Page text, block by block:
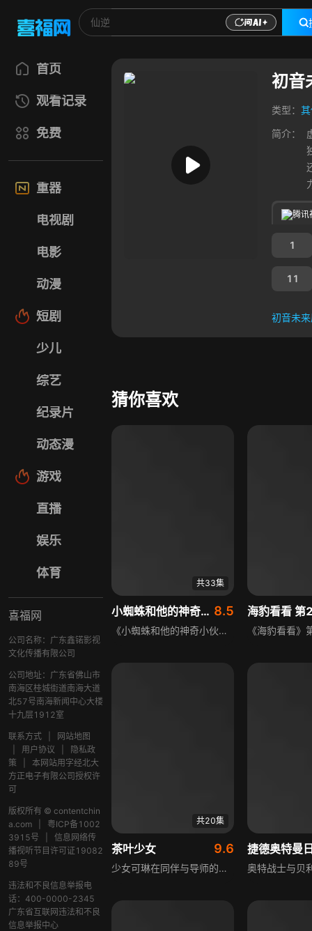
首页
观看记录
免费
重器
电视剧
电影
动漫
短剧
少儿
综艺
纪录片
动态漫
游戏
直播
娱乐
体育
喜福网
公司名称：广东鑫锘影视
文化传播有限公司
公司地址：广东省佛山市
南海区桂城街道南海大道
北57号南海新闻中心大楼
十九层1912室
联系方式
网站地图
用户协议
隐私政
策
本网站用字经北大
方正电子有限公司授权许
可
版权所有 © contentchin
a.com
粤ICP备1002
3915号
信息网络传
播视听节目许可证19082
89号
违法和不良信息举报电
话：400-0000-2345
广东省互联网违法和不良
信息举报中心
初音
类型：
简介：
腾讯
1
11
初音未
猜你喜欢
共33集
小蜘蛛和他的神奇小伙伴们:家园守护者 英文版 8.5
《小蜘蛛和他的神奇小伙伴们:家园守护者 英文版》是一部充满正能量的少儿超级英雄动画。小蜘蛛彼得和他的好伙伴迈尔斯、格温组成了蜘蛛小队，平日里他们与梅姨一起愉快相处，一旦出现意外情况，就会立刻变身成为蜘蛛侠，集体出动。他们发挥各自超强的能力和智慧，与电光人、绿魔、沙人等反派势力对抗，维持城市的正常运转，救整座城市于水火之中。
海豹看看 第
共20集
茶叶少女 9.6
少女可琳在同伴与导师的指引下，踏上充满挑战的旅程，穿行于五角极星的险恶地形之中，沿途面临诸多阻碍与考验。在其他茶族的不断阻扰下，可琳克服重重困难，最终成功找到了千年茶人的遗迹，并且在遗迹之中遇上了传说中的茶精灵，开启了一段与茶相关的奇妙经历。
捷德奥特曼